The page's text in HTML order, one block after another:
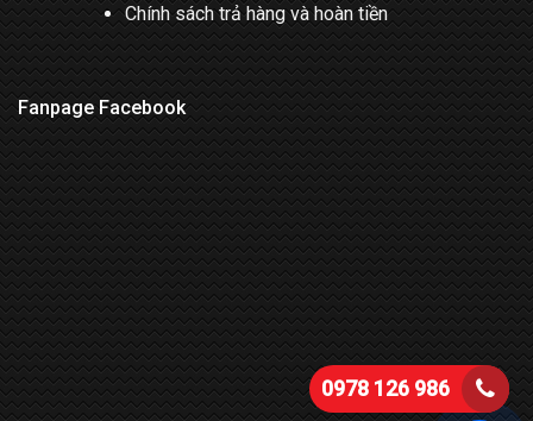
Chính sách trả hàng và hoàn tiền
Fanpage Facebook
0978 126 986